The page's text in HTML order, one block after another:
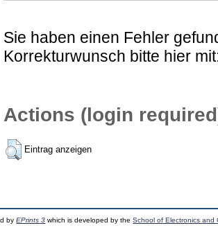
Sie haben einen Fehler
Korrekturwunsch bitte hier
Actions (login
Eintrag anzeigen
byEPrints 3 which is developed by theSchool of Electronics and